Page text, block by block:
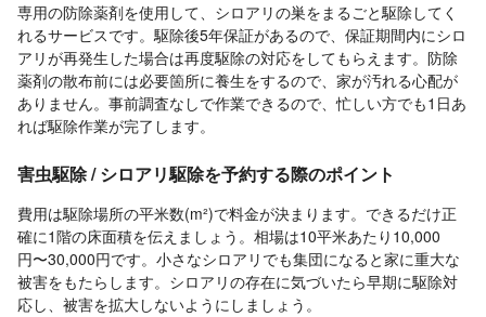
専用の防除薬剤を使用して、シロアリの巣をまるごと駆除してく
れるサービスです。駆除後5年保証があるので、保証期間内にシロ
アリが再発生した場合は再度駆除の対応をしてもらえます。防除
薬剤の散布前には必要箇所に養生をするので、家が汚れる心配が
ありません。事前調査なしで作業できるので、忙しい方でも1日あ
れば駆除作業が完了します。
害虫駆除 / シロアリ駆除を予約する際のポイント
費用は駆除場所の平米数(m²)で料金が決まります。できるだけ正
確に1階の床面積を伝えましょう。相場は10平米あたり10,000
円〜30,000円です。小さなシロアリでも集団になると家に重大な
被害をもたらします。シロアリの存在に気づいたら早期に駆除対
応し、被害を拡大しないようにしましょう。